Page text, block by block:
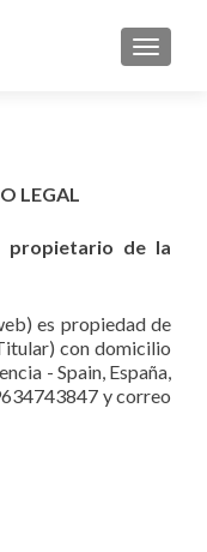
LEGAL
propietario de la
es propiedad de
con domicilio
- Spain, España,
y correo